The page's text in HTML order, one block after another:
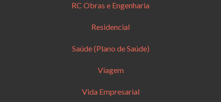
RC Obras e Engenharia
Residencial
Saúde (Plano de Saúde)
Viagem
Vida Empresarial